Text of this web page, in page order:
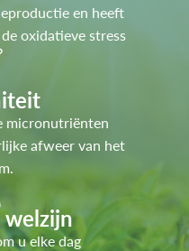
en heeft
oxidatieve stress
micronutriënten
afweer van het
welzijn
u elke dag